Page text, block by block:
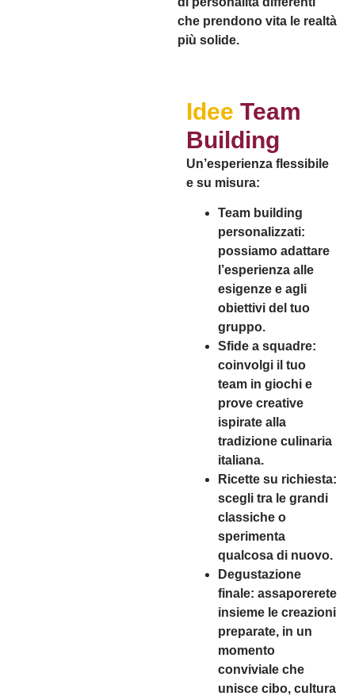
che prendono vita le realtà
più solide.
Idee Team
Building
Un’esperienza flessibile
e su misura:
Team building
personalizzati:
possiamo adattare
l’esperienza alle
esigenze e agli
obiettivi del tuo
gruppo.
Sfide a squadre:
coinvolgi il tuo
team in giochi e
prove creative
ispirate alla
tradizione culinaria
italiana.
Ricette su richiesta:
scegli tra le grandi
classiche o
sperimenta
qualcosa di nuovo.
Degustazione
finale: assaporerete
insieme le creazioni
preparate, in un
momento
conviviale che
unisce cibo, cultura